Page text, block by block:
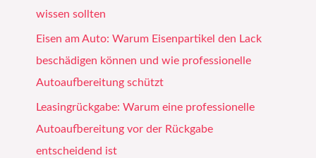
wissen sollten
Eisen am Auto: Warum Eisenpartikel den Lack
beschädigen können und wie professionelle
Autoaufbereitung schützt
Leasingrückgabe: Warum eine professionelle
Autoaufbereitung vor der Rückgabe
entscheidend ist